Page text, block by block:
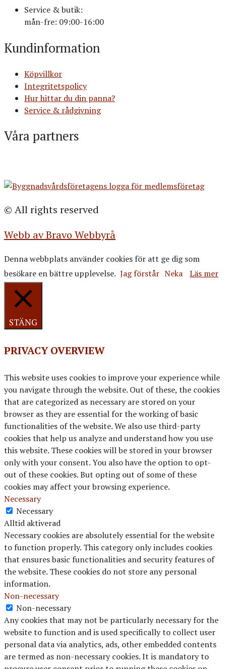
Service & butik:
mån-fre: 09:00-16:00
Kundinformation
Köpvillkor
Integritetspolicy
Hur hittar du din panna?
Service & rådgivning
Våra partners
© All rights reserved
Webb av Bravo Webbyrå
Denna webbplats använder cookies för att ge dig som
besökare en bättre upplevelse. Jag förstår Neka Läs mer
STÄNG
PRIVACY OVERVIEW
This website uses cookies to improve your experience while
you navigate through the website. Out of these, the cookies
that are categorized as necessary are stored on your
browser as they are essential for the working of basic
functionalities of the website. We also use third-party
cookies that help us analyze and understand how you use
this website. These cookies will be stored in your browser
only with your consent. You also have the option to opt-
out of these cookies. But opting out of some of these
cookies may affect your browsing experience.
Necessary
Necessary
Alltid aktiverad
Necessary cookies are absolutely essential for the website
to function properly. This category only includes cookies
that ensures basic functionalities and security features of
the website. These cookies do not store any personal
information.
Non-necessary
Non-necessary
Any cookies that may not be particularly necessary for the
website to function and is used specifically to collect user
personal data via analytics, ads, other embedded contents
are termed as non-necessary cookies. It is mandatory to